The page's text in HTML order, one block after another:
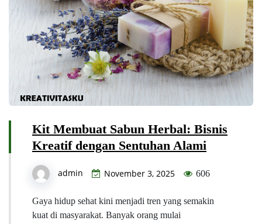
Kit Membuat Sabun Herbal: Bisnis
Kreatif dengan Sentuhan Alami
admin November 3, 2025 606
Gaya hidup sehat kini menjadi tren yang semakin
kuat di masyarakat. Banyak orang mulai